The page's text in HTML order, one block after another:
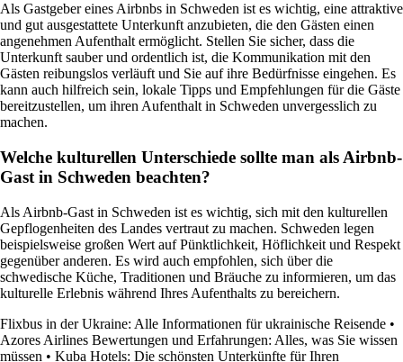
Als Gastgeber eines Airbnbs in Schweden ist es wichtig, eine attraktive
und gut ausgestattete Unterkunft anzubieten, die den Gästen einen
angenehmen Aufenthalt ermöglicht. Stellen Sie sicher, dass die
Unterkunft sauber und ordentlich ist, die Kommunikation mit den
Gästen reibungslos verläuft und Sie auf ihre Bedürfnisse eingehen. Es
kann auch hilfreich sein, lokale Tipps und Empfehlungen für die Gäste
bereitzustellen, um ihren Aufenthalt in Schweden unvergesslich zu
machen.
Welche kulturellen Unterschiede sollte man als Airbnb-
Gast in Schweden beachten?
Als Airbnb-Gast in Schweden ist es wichtig, sich mit den kulturellen
Gepflogenheiten des Landes vertraut zu machen. Schweden legen
beispielsweise großen Wert auf Pünktlichkeit, Höflichkeit und Respekt
gegenüber anderen. Es wird auch empfohlen, sich über die
schwedische Küche, Traditionen und Bräuche zu informieren, um das
kulturelle Erlebnis während Ihres Aufenthalts zu bereichern.
Flixbus in der Ukraine: Alle Informationen für ukrainische Reisende •
Azores Airlines Bewertungen und Erfahrungen: Alles, was Sie wissen
müssen • Kuba Hotels: Die schönsten Unterkünfte für Ihren